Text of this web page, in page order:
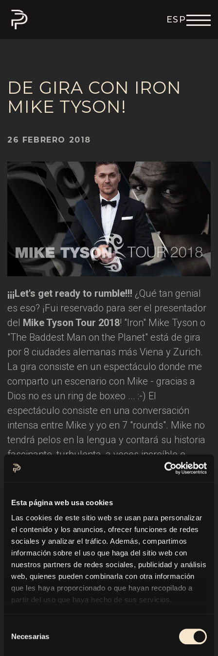
Esta página web usa cookies
Las cookies de este sitio web se usan para personalizar
el contenido y los anuncios, ofrecer funciones de redes
sociales y analizar el tráfico. Además, compartimos
información sobre el uso que haga del sitio web con
nuestros partners de redes sociales, publicidad y análisis
web, quienes pueden combinarla con otra información
que les haya proporcionado o que hayan recopilado a
partir del uso que haya hecho de sus servicios.
Necesarias
DE GIRA CON IRON
MIKE TYSON!
26 FEBRERO 2018
¡¡¡Let's get ready to rumble!!! ¿Qué tan genial
es eso? ¡Fui reservado para ser el presentador
del Mike Tyson Tour 2018! "Iron" Mike Tyson o
"The Baddest Man on the Planet" está de gira
por 8 ciudades alemanas más Viena y Zurich.
La gira consiste en un espectáculo donde me
comparto un escenario con Mike - gracias a
Dios no es un ring de boxeo ... :-) El
espectáculo consiste en una conversación
intensa entre Mike y yo en 7 "rounds". Mike no
tendrá pelos en la lengua y contará su historia
fascinante, turbulenta, a veces increíble e
inspiradora. ¡Este es probablemente mi mejor
presentador, sino también porque co-desarrollé
el espectáculo, que comienza el 18 de abril en
Viena. Pero antes volaré a Las Vegas para
ensayar junto con Mike ... Me pregunto si aún
tiene su tigre. ;-) Las fechas de la gira:
18 de abril de 2018 Viena
19 de abril de 2018 Munich
ESP